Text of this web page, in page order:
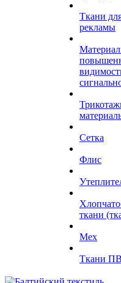
Ткани
рекламы
Сетка
Флис
ткани
Мех
Ткани